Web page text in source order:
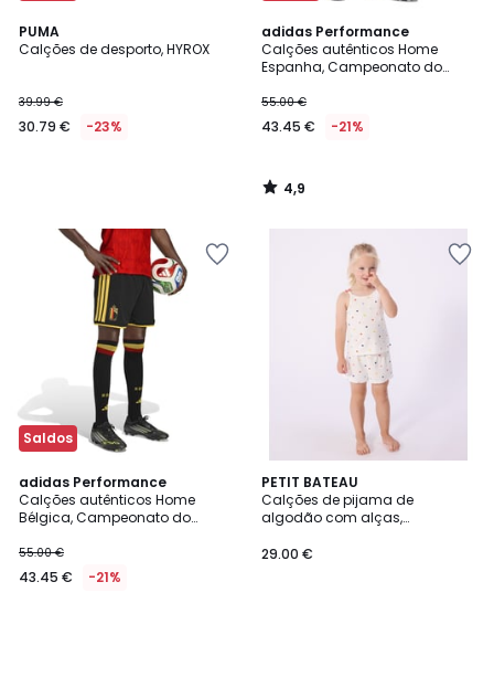
PUMA
Calções de desporto, HYROX
39.99 €
30.79 € -23%
adidas Performance
Calções autênticos Home
Espanha, Campeonato do
55.00 €
43.45 € -21%
4,9
/ 5
4,9
/
Saldos
adidas Performance
Calções autênticos Home
Bélgica, Campeonato do
55.00 €
43.45 € -21%
PETIT BATEAU
Calções de pijama de
algodão com alças,
29.00 €